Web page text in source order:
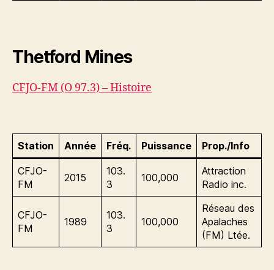
Thetford Mines
CFJO-FM (O 97.3) – Histoire
Station Année Fréq. Puissance Prop./Info
CFJO-
FM
2015
103.
3
100,000
Attraction
Radio inc.
CFJO-
FM
1989
103.
3
100,000
Réseau des
Apalaches
(FM) Ltée.